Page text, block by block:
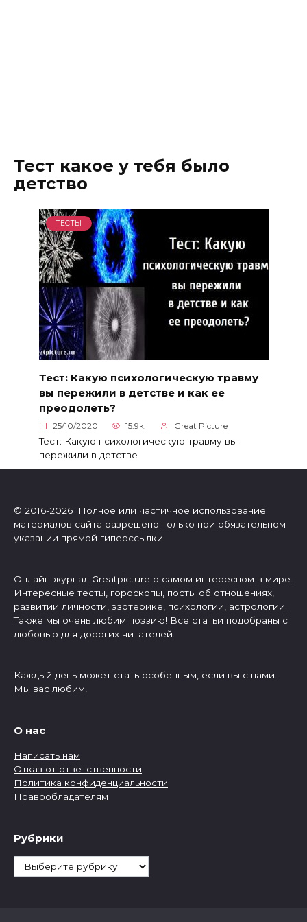
Тест какое у тебя было
детство
ТЕСТЫ
Тест: Какую психологическую травму
вы пережили в детстве и как ее
преодолеть?
25/10/2020 15.9к. Great Picture
Тест: Какую психологическую травму вы
пережили в детстве
© 2016-2026 Полное или частичное использование
материалов сайта разрешено только при обязательном
указании прямой гиперссылки.
Онлайн-журнал Greatpicture о самом интересном в мире.
Интересные тесты, гороскопы, посты об отношениях,
развитии личности, эзотерике, психологии, астрологии.
Также мы очень любим поэзию! Все статьи подобраны с
любовью для дорогих читателей.
Каждый день может стать особенным, если вы с нами.
Мы вас любим!
О нас
Написать нам
Отказ от ответственности
Политика конфиденциальности
Правообладателям
Рубрики
Рубрики